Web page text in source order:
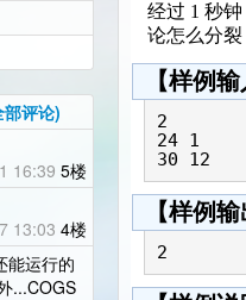
部评论)
16:39 5楼
13:03 4楼
能运行的
...COGS
经过 1 秒
论怎么分
【样例
2
24 1
【样例